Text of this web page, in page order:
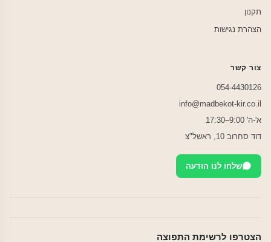
תקנון
הצהרת נגישות
צור קשר
054-4430126
info@madbekot-kir.co.il
א'-ה' 9:00–17:30
דוד סחרוב 10, ראשל"צ
שלחו לנו הודעה
הצטרפו לרשימת התפוצה